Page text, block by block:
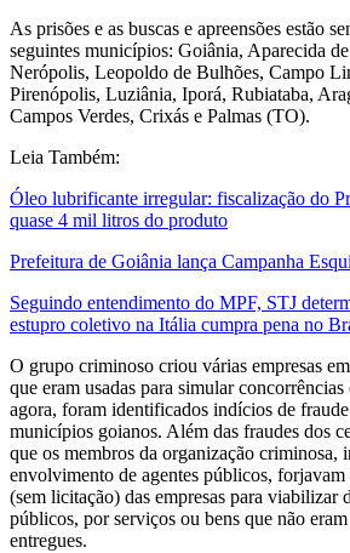
As prisões e as buscas e apreensões estão
seguintes municípios: Goiânia, Aparecida
Nerópolis, Leopoldo de Bulhões, Campo
Pirenópolis, Luziânia, Iporá, Rubiataba,
Campos Verdes, Crixás e Palmas (TO).
Leia Também:
Óleo lubrificante irregular: fiscalização do
quase 4 mil litros do produto
Prefeitura de Goiânia lança Campanha
Seguindo entendimento do MPF, STJ
estupro coletivo na Itália cumpra pena no
O grupo criminoso criou várias empresas
que eram usadas para simular
agora, foram identificados indícios de
municípios goianos. Além das fraudes dos
que os membros da organização criminosa,
envolvimento de agentes públicos, forjavam
(sem licitação) das empresas para viabilizar
públicos, por serviços ou bens que não
entregues.